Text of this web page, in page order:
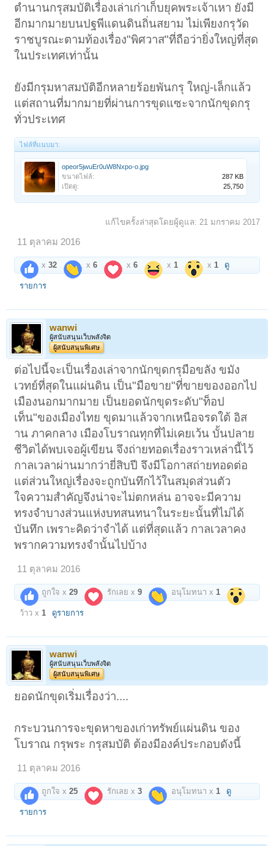
ตำนานกรุสมบัติเรื่องเล่าเก่าเก็บยุคพระเจ้าเหา ยังมี
อีกมากมายบนปฐพีแดนดินถิ่นสยาม ไม่เพียงกรุวัด
ราชบูรณะตามท้องเรื่อง"พิศวาส"ที่ถือว่ายิ่งใหญ่ที่สุด
ในประเทศเท่านั้น
ยังมีกรุมหาสมบัติอีกหลายร้อยพันกรุ ใหญ่-เล็กแล้ว
แต่สถานที่มากมายที่ผ่านการขุดแซะจากนักขุดกรุ
ทั่วประเทศ
ไฟล์ที่แนบมา:
opeor5jwuEr0uW8Nxpo-o.jpg
ขนาดไฟล์:
287 KB
เปิดดู:
25,750
แก้ไขครั้งล่าสุดโดยผู้ดูแล: 21 มกราคม 2017
11 ตุลาคม 2016
x32 x6 x6 x1 x1 ดู
รายการ
wanwi
ผู้สนับสนุนเว็บพลังจิต
ผู้สนับสนุนพิเศษ
ต่อไปนี้จะเป็นเรื่องเล่าจากนักขุดกรุมือขลัง ขมัง
เวทย์ที่สุดในแผ่นดิน เป็น"มือขาย"ที่ขายของออกไป
เมืองนอกมากมาย เป็นยอดนักขุดระดับ"ท็อป
เท็น"ของเมืองไทย ขุดมาแล้วจากเหนือจรดใต้ อิส
าน ภาคกลาง เมืองโบราณทุกที่ไม่เคยเว้น บั้นปลาย
ชีวิตได้พบเจอผู้เขียน จึงถ่ายทอดเรื่องราวเหล่านี้ไว้
กาลเวลาผ่านมากว่ายี่สิบปี จึงมีโอกาสถ่ายทอดต่อ
แต่ส่วนใหญ่เรื่องจะถูกบันทึกไว้ในสมุดส่วนตัว
ใจความสำคัญจึงน่าจะไม่ตกหล่น อาจจะมีความ
ทรงจำบางส่วนแห่งบทสนทนาในระยะนั้นที่ไม่ได้
บันทึก เพราะคิดว่าจำได้ แต่ที่สุดแล้ว กาลเวลาคง
พรากความทรงจำนั้นไปบ้าง
11 ตุลาคม 2016
ถูกใจ x29 รักเลย x9 อนุโมทนา x 1
ว้าว x 1 ดูรายการ
wanwi
ผู้สนับสนุนเว็บพลังจิต
ผู้สนับสนุนพิเศษ
ยอดนักขุดเริ่มเรื่องว่า....
กระบวนการจะขุดหาของเก่าทรัพย์แผ่นดิน ของ
โบราณ กรุพระ กรุสมบัติ ต้องมีองค์ประกอบดังนี้
11 ตุลาคม 2016
ถูกใจ x25 รักเลย x3 อนุโมทนา x 1 ดู
รายการ